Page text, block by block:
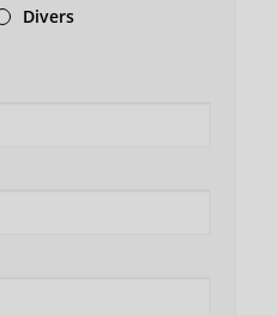
Divers